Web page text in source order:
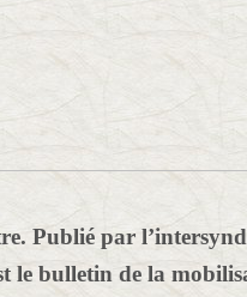
Publié par
le bulletin de la